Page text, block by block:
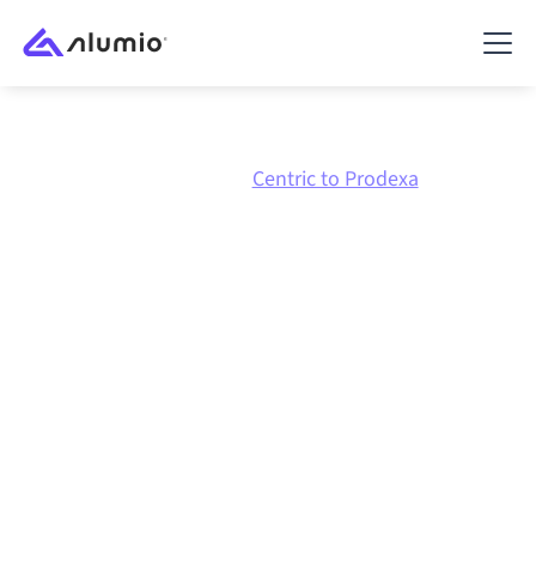
Centric to Prodexa